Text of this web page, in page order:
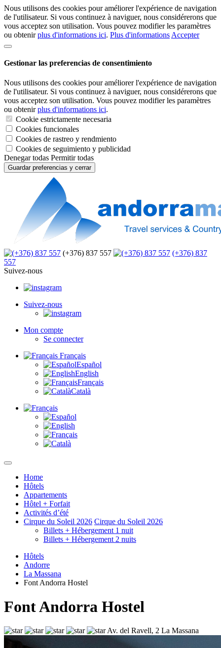
Nous utilisons des cookies pour améliorer l'expérience de navigation
de l'utilisateur. Si vous continuez à naviguer, nous considérerons que
vous acceptez son utilisation. Vous pouvez modifier les paramètres
ou obtenirplus d'informations ici. Plus d'informations Accepter
Gestionar las preferencias de consentimiento
Nous utilisons des cookies pour améliorer l'expérience de navigation
de l'utilisateur. Si vous continuez à naviguer, nous considérerons que
vous acceptez son utilisation. Vous pouvez modifier les paramètres
ou obtenirplus d'informations ici.
Cookie estrictamente necesaria
Cookies funcionales
Cookies de rastreo y rendmiento
Cookies de seguimiento y publicidad
Denegar todas Permitir todas
Guardar preferencias y cerrar
(+376) 837 557
(+376) 837
557
Suivez-nous
Suivez-nous
Mon compte
Se connecter
Français
Español
English
Français
Català
Home
Hôtels
Appartements
Hôtel + Forfait
Activités d’été
Cirque du Soleil 2026 Cirque du Soleil 2026
Billets + Hébergement 1 nuit
Billets + Hébergement 2 nuits
Hôtels
Andorre
La Massana
Font Andorra Hostel
Font Andorra Hostel
Av. del Ravell, 2 La Massana